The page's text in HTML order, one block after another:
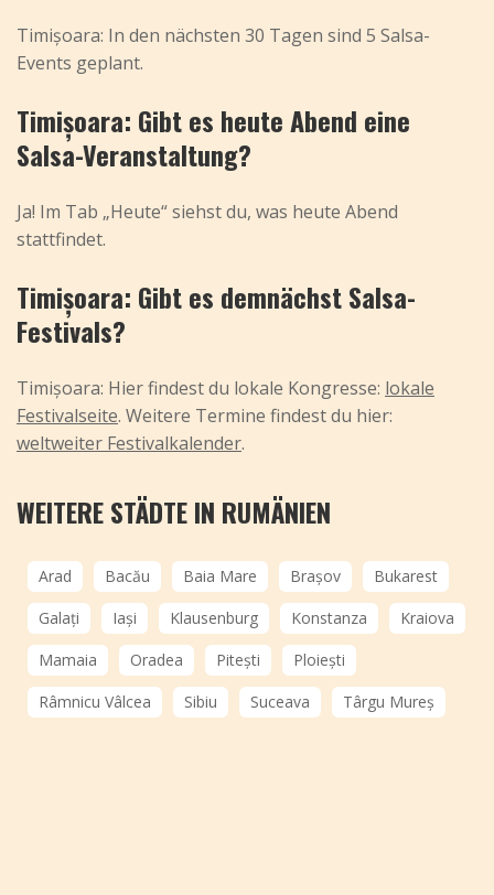
Timișoara: In den nächsten 30 Tagen sind 5 Salsa-
Events geplant.
Timișoara: Gibt es heute Abend eine
Salsa-Veranstaltung?
Ja! Im Tab „Heute“ siehst du, was heute Abend
stattfindet.
Timișoara: Gibt es demnächst Salsa-
Festivals?
Timișoara: Hier findest du lokale Kongresse: lokale
Festivalseite. Weitere Termine findest du hier:
weltweiter Festivalkalender.
WEITERE STÄDTE IN RUMÄNIEN
Arad Bacău Baia Mare Brașov
Bukarest
Galați
Iași Klausenburg Konstanza
Kraiova
Mamaia
Oradea Pitești
Ploiești
Râmnicu Vâlcea
Sibiu Suceava Târgu Mureș